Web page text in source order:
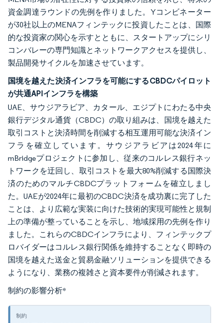
資金調達ラウンドの先例を作りました。Yコンビネーター
が30社以上のMENAフィンテックに投資したことは、国際
的な投資家の関心を示すとともに、スタートアップにシリ
コンバレーの専門知識とネットワークアクセスを提供し、
製品開発サイクルを加速させています。
国境を越えた決済インフラを可能にするCBDCパイロット
が共通APIインフラを構築
UAE、サウジアラビア、カタール、エジプトにわたる中央
銀行デジタル通貨（CBDC）の取り組みは、国境を越えた
取引コストと決済時間を削減する相互運用可能な決済イン
フラを確立しています。サウジアラビアは2024年に
mBridgeプロジェクトに参加し、従来のコルレス銀行ネッ
トワークを迂回し、取引コストを最大80%削減する国際決
済のためのマルチCBDCプラットフォームを確立しまし
た。UAEが2024年に最初のCBDC決済を成功裏に完了した
ことは、より広範な実装に向けた技術的実現可能性と規制
上の準備が整っていることを示し、地域採用の先例を作り
ました。これらのCBDCインフラにより、フィンテックプ
ロバイダーはコルレス銀行関係を維持することなく即時の
国境を越えた送金と貿易金融ソリューションを提供できる
ようになり、業務の複雑さと資本要件が削減されます。
制約の影響分析*